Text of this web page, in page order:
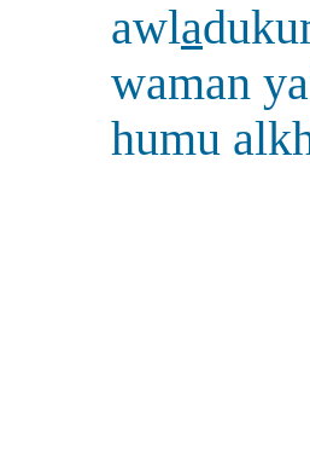
awla
waman
humu